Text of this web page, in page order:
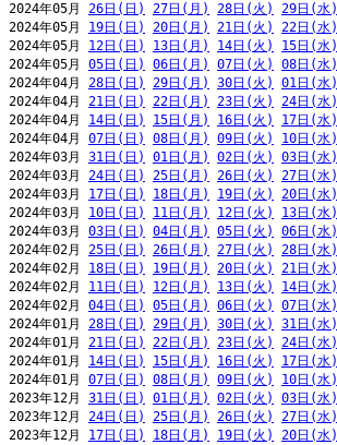
2024年05月 26日(日) 27日(月) 28日(火) 29日(水)
2024年05月 19日(日) 20日(月) 21日(火) 22日(水)
2024年05月 12日(日) 13日(月) 14日(火) 15日(水)
2024年05月 05日(日) 06日(月) 07日(火) 08日(水)
2024年04月 28日(日) 29日(月) 30日(火) 01日(水)
2024年04月 21日(日) 22日(月) 23日(火) 24日(水)
2024年04月 14日(日) 15日(月) 16日(火) 17日(水)
2024年04月 07日(日) 08日(月) 09日(火) 10日(水)
2024年03月 31日(日) 01日(月) 02日(火) 03日(水)
2024年03月 24日(日) 25日(月) 26日(火) 27日(水)
2024年03月 17日(日) 18日(月) 19日(火) 20日(水)
2024年03月 10日(日) 11日(月) 12日(火) 13日(水)
2024年03月 03日(日) 04日(月) 05日(火) 06日(水)
2024年02月 25日(日) 26日(月) 27日(火) 28日(水)
2024年02月 18日(日) 19日(月) 20日(火) 21日(水)
2024年02月 11日(日) 12日(月) 13日(火) 14日(水)
2024年02月 04日(日) 05日(月) 06日(火) 07日(水)
2024年01月 28日(日) 29日(月) 30日(火) 31日(水)
2024年01月 21日(日) 22日(月) 23日(火) 24日(水)
2024年01月 14日(日) 15日(月) 16日(火) 17日(水)
2024年01月 07日(日) 08日(月) 09日(火) 10日(水)
2023年12月 31日(日) 01日(月) 02日(火) 03日(水)
2023年12月 24日(日) 25日(月) 26日(火) 27日(水)
2023年12月 17日(日) 18日(月) 19日(火) 20日(水)